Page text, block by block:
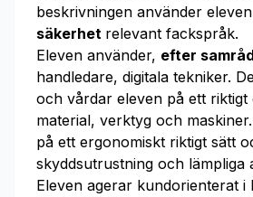
beskrivningen använder eleven
säkerhet relevant fackspråk.
Eleven använder, efter
handledare, digitala tekniker.
och vårdar eleven på ett riktigt
material, verktyg och
på ett ergonomiskt riktigt sätt
skyddsutrustning och lämpliga
Eleven agerar kundorienterat i